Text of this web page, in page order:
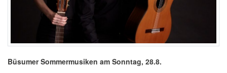
Büsumer Sommermusiken am Sonntag, 28.8.